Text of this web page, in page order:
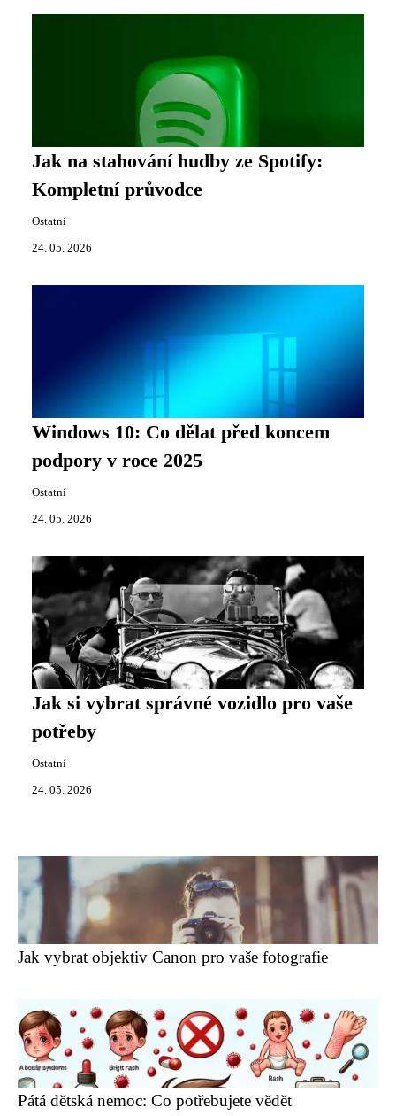
Jak na stahování hudby ze Spotify:
Kompletní průvodce
Ostatní
24. 05. 2026
Windows 10: Co dělat před koncem
podpory v roce 2025
Ostatní
24. 05. 2026
Jak si vybrat správné vozidlo pro vaše
potřeby
Ostatní
24. 05. 2026
Jak vybrat objektiv Canon pro vaše fotografie
Pátá dětská nemoc: Co potřebujete vědět